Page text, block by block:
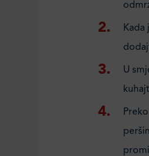
U